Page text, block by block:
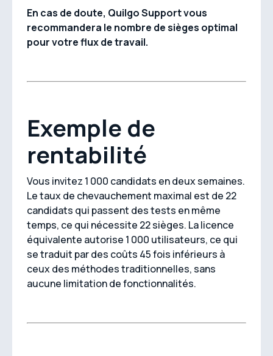
En cas de doute, Quilgo Support vous
recommandera le nombre de sièges optimal
pour votre flux de travail.
Exemple de
rentabilité
Vous invitez 1 000 candidats en deux semaines.
Le taux de chevauchement maximal est de 22
candidats qui passent des tests en même
temps, ce qui nécessite 22 sièges. La licence
équivalente autorise 1 000 utilisateurs, ce qui
se traduit par des coûts 45 fois inférieurs à
ceux des méthodes traditionnelles, sans
aucune limitation de fonctionnalités.